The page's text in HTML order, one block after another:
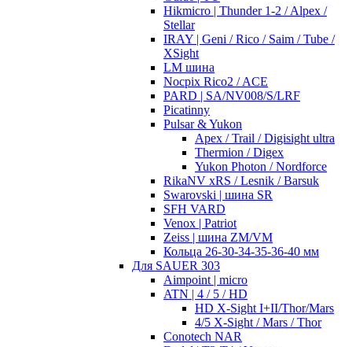
Hikmicro | Thunder 1-2 / Alpex /
Stellar
IRAY | Geni / Rico / Saim / Tube /
XSight
LM шина
Nocpix Rico2 / ACE
PARD | SA/NV008/S/LRF
Picatinny
Pulsar & Yukon
Apex / Trail / Digisight ultra
Thermion / Digex
Yukon Photon / Nordforce
RikaNV xRS / Lesnik / Barsuk
Swarovski | шина SR
SFH VARD
Venox | Patriot
Zeiss | шина ZM/VM
Кольца 26-30-34-35-36-40 мм
Для SAUER 303
Aimpoint | micro
ATN | 4 / 5 / HD
HD X-Sight I+II/Thor/Mars
4/5 X-Sight / Mars / Thor
Conotech NAR